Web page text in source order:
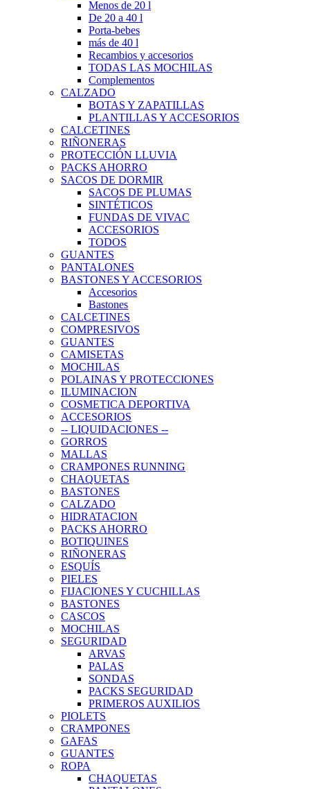
Menos de 20 l
De 20 a 40 l
Porta-bebes
más de 40 l
Recambios y accesorios
TODAS LAS MOCHILAS
Complementos
CALZADO
BOTAS Y ZAPATILLAS
PLANTILLAS Y ACCESORIOS
CALCETINES
RIÑONERAS
PROTECCIÓN LLUVIA
PACKS AHORRO
SACOS DE DORMIR
SACOS DE PLUMAS
SINTÉTICOS
FUNDAS DE VIVAC
ACCESORIOS
TODOS
GUANTES
PANTALONES
BASTONES Y ACCESORIOS
Accesorios
Bastones
CALCETINES
COMPRESIVOS
GUANTES
CAMISETAS
MOCHILAS
POLAINAS Y PROTECCIONES
ILUMINACION
COSMETICA DEPORTIVA
ACCESORIOS
-- LIQUIDACIONES --
GORROS
MALLAS
CRAMPONES RUNNING
CHAQUETAS
BASTONES
CALZADO
HIDRATACION
PACKS AHORRO
BOTIQUINES
RIÑONERAS
ESQUÍS
PIELES
FIJACIONES Y CUCHILLAS
BASTONES
CASCOS
MOCHILAS
SEGURIDAD
ARVAS
PALAS
SONDAS
PACKS SEGURIDAD
PRIMEROS AUXILIOS
PIOLETS
CRAMPONES
GAFAS
GUANTES
ROPA
CHAQUETAS